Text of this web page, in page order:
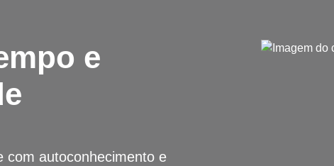
e
com autoconhecimento e